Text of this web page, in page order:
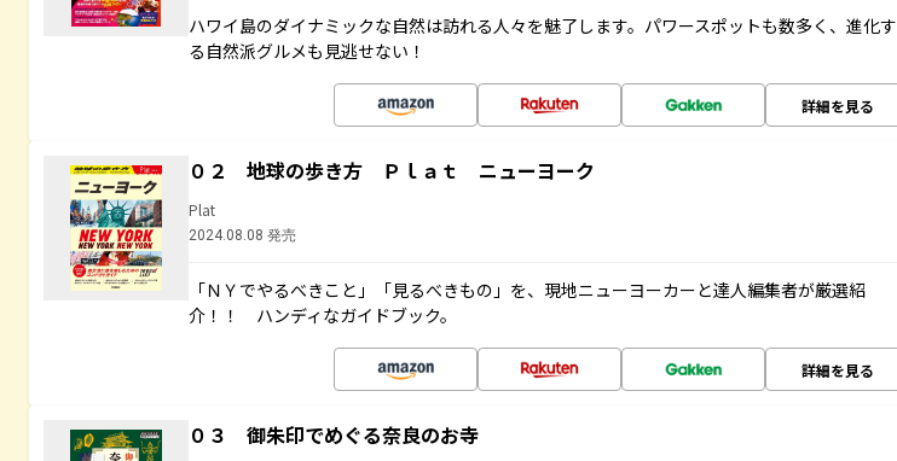
ハワイ島のダイナミックな自然は訪れる人々を魅了します。パワースポットも数多く、進化す
る自然派グルメも見逃せない！
詳細を見る
０２ 地球の歩き方 Ｐｌａｔ ニューヨーク
Plat
2024.08.08 発売
「ＮＹでやるべきこと」「見るべきもの」を、現地ニューヨーカーと達人編集者が厳選紹
介！！ ハンディなガイドブック。
詳細を見る
０３ 御朱印でめぐる奈良のお寺